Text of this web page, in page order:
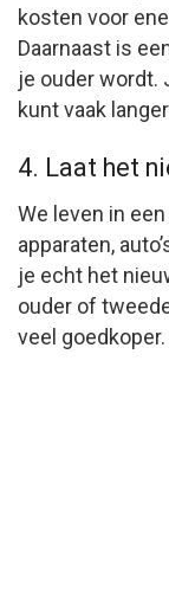
kosten voor
Daarnaast is
je ouder wordt.
kunt vaak
4. Laat het
We leven in
apparaten,
je echt het
ouder of
veel goedkoper.